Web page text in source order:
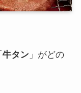
牛タン」がどの